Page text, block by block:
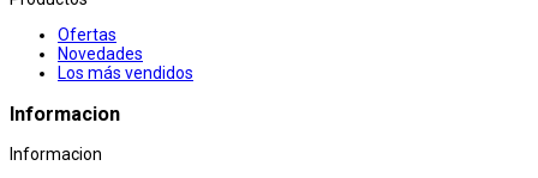
Ofertas
Novedades
Los más vendidos
Informacion
Informacion